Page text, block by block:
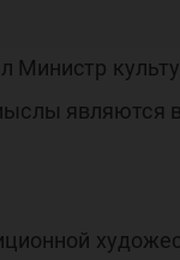
Министр